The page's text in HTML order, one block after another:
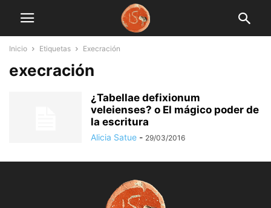
Inicio Etiquetas Execración
execración
¿Tabellae defixionum
veleienses? o El mágico poder de
la escritura
Alicia Satue - 29/03/2016